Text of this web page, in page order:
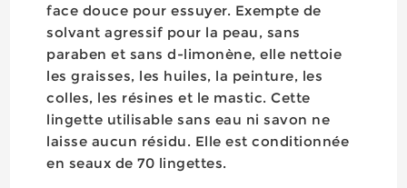
face douce pour essuyer. Exempte de
solvant agressif pour la peau, sans
paraben et sans d-limonène, elle nettoie
les graisses, les huiles, la peinture, les
colles, les résines et le mastic. Cette
lingette utilisable sans eau ni savon ne
laisse aucun résidu. Elle est conditionnée
en seaux de 70 lingettes.